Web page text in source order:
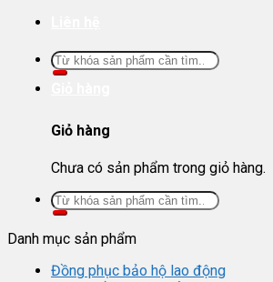
Tìm
kiếm:
Giỏ hàng
Chưa có sản phẩm trong giỏ hàng.
Tìm
kiếm:
Danh mục sản phẩm
Đồng phục bảo hộ lao động